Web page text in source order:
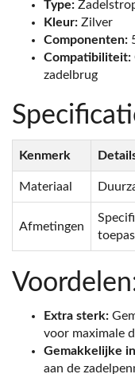
Type:
Kleur: Zilver
Componenten:
Compatibiliteit:
zadelbrug
Kenmerk
Materiaal
Afmetingen
Extra sterk:
voor maximale
Gemakkelijke
aan de